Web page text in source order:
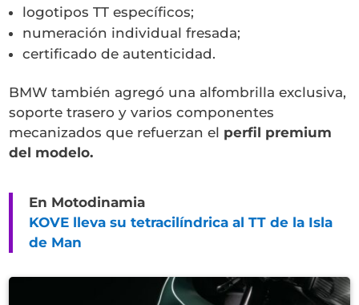
logotipos TT específicos;
numeración individual fresada;
certificado de autenticidad.
BMW también agregó una alfombrilla exclusiva,
soporte trasero y varios componentes
mecanizados que refuerzan el perfil premium
del modelo.
En Motodinamia
KOVE lleva su tetracilíndrica al TT de la Isla
de Man